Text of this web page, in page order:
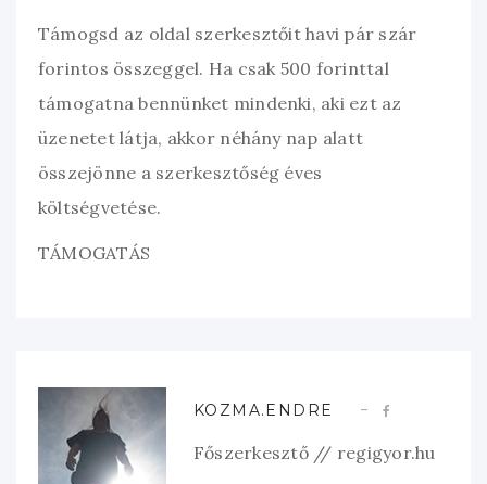
Támogsd az oldal szerkesztőit havi pár szár
forintos összeggel. Ha csak 500 forinttal
támogatna bennünket mindenki, aki ezt az
üzenetet látja, akkor néhány nap alatt
összejönne a szerkesztőség éves
költségvetése.
TÁMOGATÁS
KOZMA.ENDRE
Főszerkesztő // regigyor.hu